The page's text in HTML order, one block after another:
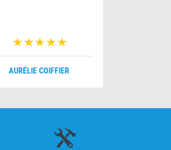
AURÉLIE COIFFIER